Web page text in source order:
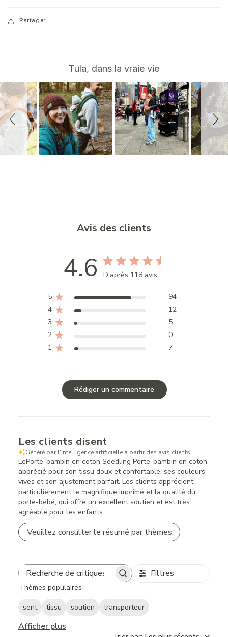
Partager
i
d
e
s
h
o
Tula, dans la vraie vie
Avis des clients
4.6 D'après 118 avis
5
94
4
12
3
5
2
0
1
7
Rédiger un commentaire
Les clients disent
Généré par l'intelligence artificielle à partir des avis clients.
LePorte-bambin en coton Seedling Porte-bambin en coton
apprécié pour son tissu doux et confortable, ses couleurs
vives et son ajustement parfait. Les clients apprécient
particulièrement le magnifique imprimé et la qualité du
porte-bébé, qui offre un excellent soutien et est très
agréable pour les enfants.
Veuillez consulter le résumé par thèmes.
Search
reviews
Filtres
Thèmes populaires
sent tissu soutien transporteur
Afficher plus